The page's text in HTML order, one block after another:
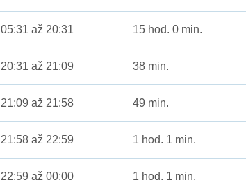
05:31 až 20:31 15 hod. 0 min.
20:31 až 21:09 38 min.
21:09 až 21:58 49 min.
21:58 až 22:59 1 hod. 1 min.
22:59 až 00:00 1 hod. 1 min.